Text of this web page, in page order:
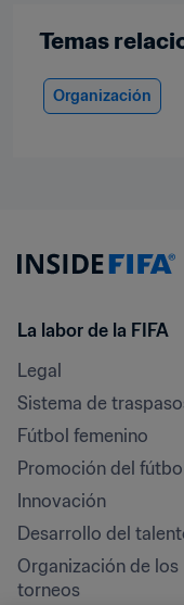
Temas
Organización
La labor de la FIFA
Legal
Sistema de
Fútbol femenino
Promoción del fútbol
Innovación
Desarrollo del
Organización de los
torneos